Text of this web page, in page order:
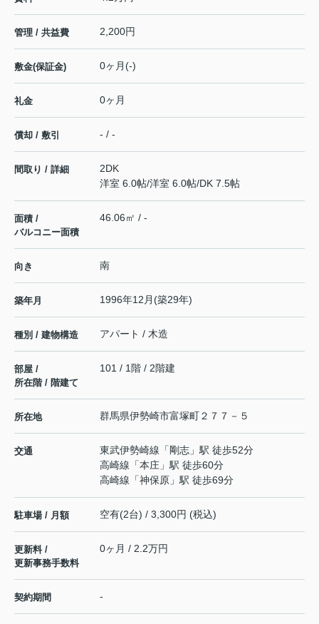
管理 / 共益費 2,200円
敷金(保証金) 0ヶ月(-)
礼金 0ヶ月
償却 / 敷引 - / -
間取り / 詳細
2DK
洋室 6.0帖/洋室 6.0帖/DK 7.5帖
面積 /
バルコニー面積
46.06㎡ / -
向き 南
築年月 1996年12月(築29年)
種別 / 建物構造 アパート / 木造
部屋 /
所在階 / 階建て
101 / 1階 / 2階建
所在地 群馬県伊勢崎市富塚町２７７－５
交通 東武伊勢崎線 「剛志 」駅 徒歩52分
高崎線 「本庄 」駅 徒歩60分
高崎線 「神保原 」駅 徒歩69分
駐車場 / 月額 空有(2台) / 3,300円 (税込)
更新料 /
更新事務手数料
0ヶ月 / 2.2万円
契約期間 -